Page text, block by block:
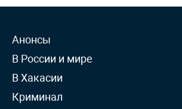
Анонсы
В России и мире
В Хакасии
Криминал